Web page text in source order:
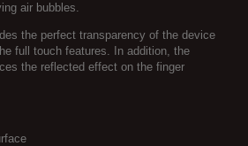
air bubbles.
the perfect transparency of the device
full touch features.
In addition, the
the reflected effect on the finger